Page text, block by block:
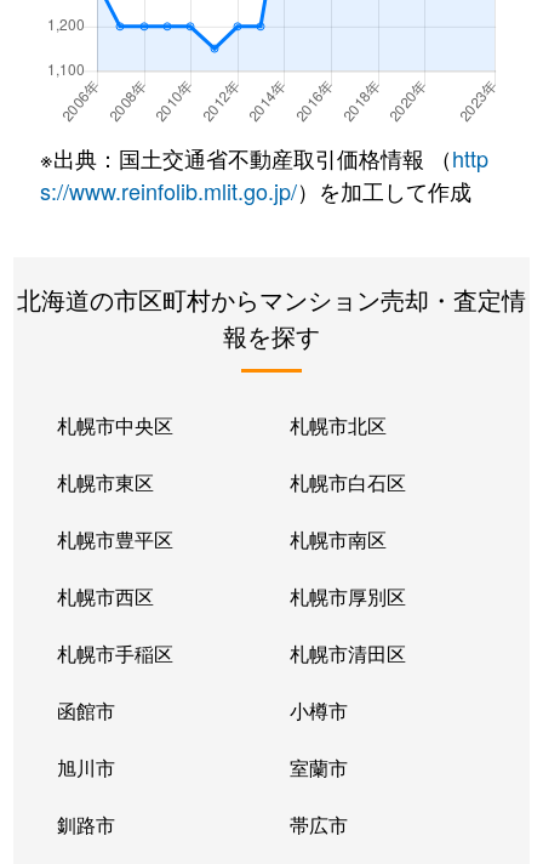
北２２条東 300万円
北２２条東
640万円 元町(札幌)
北２２条東
3,200万円 元町(札幌)
北２４条東
3,000万円 元町(札幌)
北２６条東
2,000万円 元町(札幌)
2,200万円
北３３条東
新道東
北３４条東
新道東
北３４条東
新道東
北３４条東
新道東
北３５条東
北34条
北３５条東
北34条
北３５条東
新道東
北３６条東
新道東
※出典：国土交通省不動産取引価格情報 （http
s://www.reinfolib.mlit.go.jp/）を加工して作成
北海道の市区町村からマンション売却・査定情
報を探す
札幌市中央区 札幌市北区
札幌市東区 札幌市白石区
札幌市豊平区 札幌市南区
札幌市西区 札幌市厚別区
札幌市手稲区 札幌市清田区
函館市 小樽市
旭川市 室蘭市
釧路市 帯広市